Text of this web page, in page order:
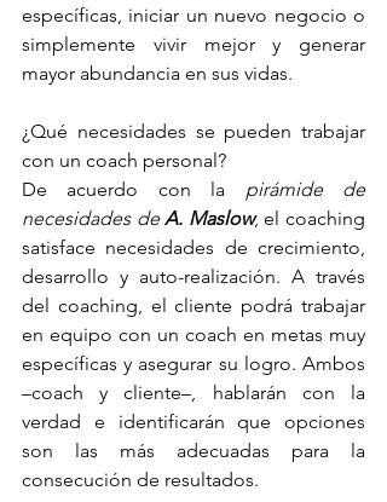
específicas, iniciar un nuevo negocio o
simplemente vivir mejor y generar
mayor abundancia en sus vidas.
¿Qué necesidades se pueden trabajar
con un coach personal?
De acuerdo con la pirámide de
necesidades de A. Maslow, el coaching
satisface necesidades de crecimiento,
desarrollo y auto-realización. A través
del coaching, el cliente podrá trabajar
en equipo con un coach en metas muy
específicas y asegurar su logro. Ambos
–coach y cliente–, hablarán con la
verdad e identificarán que opciones
son las más adecuadas para la
consecución de resultados.